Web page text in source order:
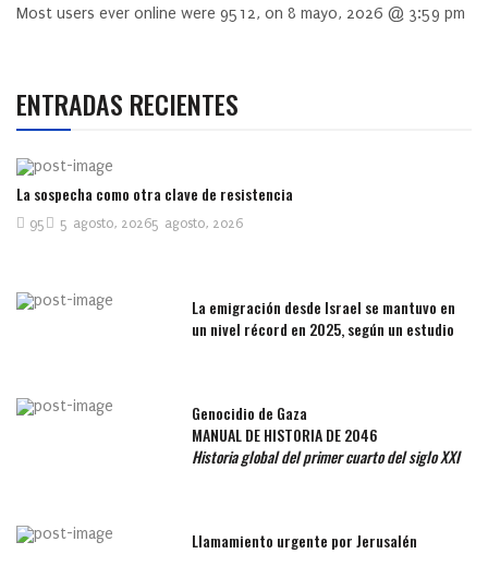
Most users ever online were 9512, on 8 mayo, 2026 @ 3:59 pm
ENTRADAS RECIENTES
La sospecha como otra clave de resistencia
5 agosto, 20265 agosto, 2026
95
La emigración desde Israel se mantuvo en
un nivel récord en 2025, según un estudio
Genocidio de Gaza
MANUAL DE HISTORIA DE 2046
Historia global del primer cuarto del siglo XXI
Llamamiento urgente por Jerusalén